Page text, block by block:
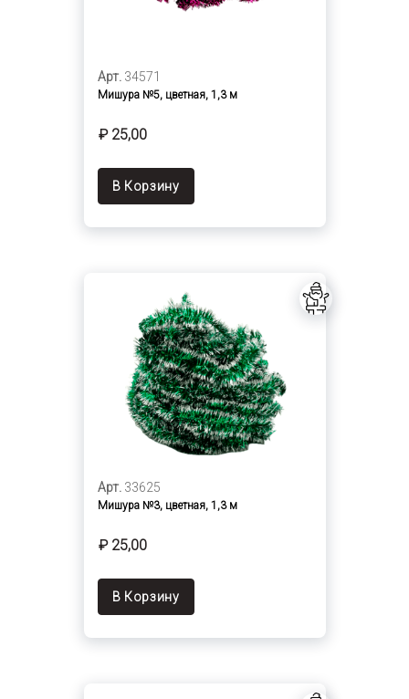
Арт. 34571
Мишура №5, цветная, 1,3 м
₽ 25,00
В Корзину
Арт. 33625
Мишура №3, цветная, 1,3 м
₽ 25,00
В Корзину